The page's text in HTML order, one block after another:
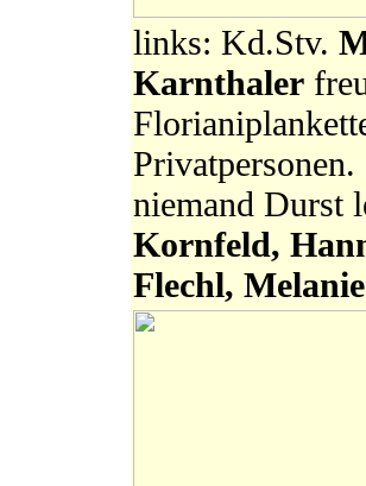
links: Kd.Stv.
Karnthaler
niemand Durst
Kornfeld,
Flechl,